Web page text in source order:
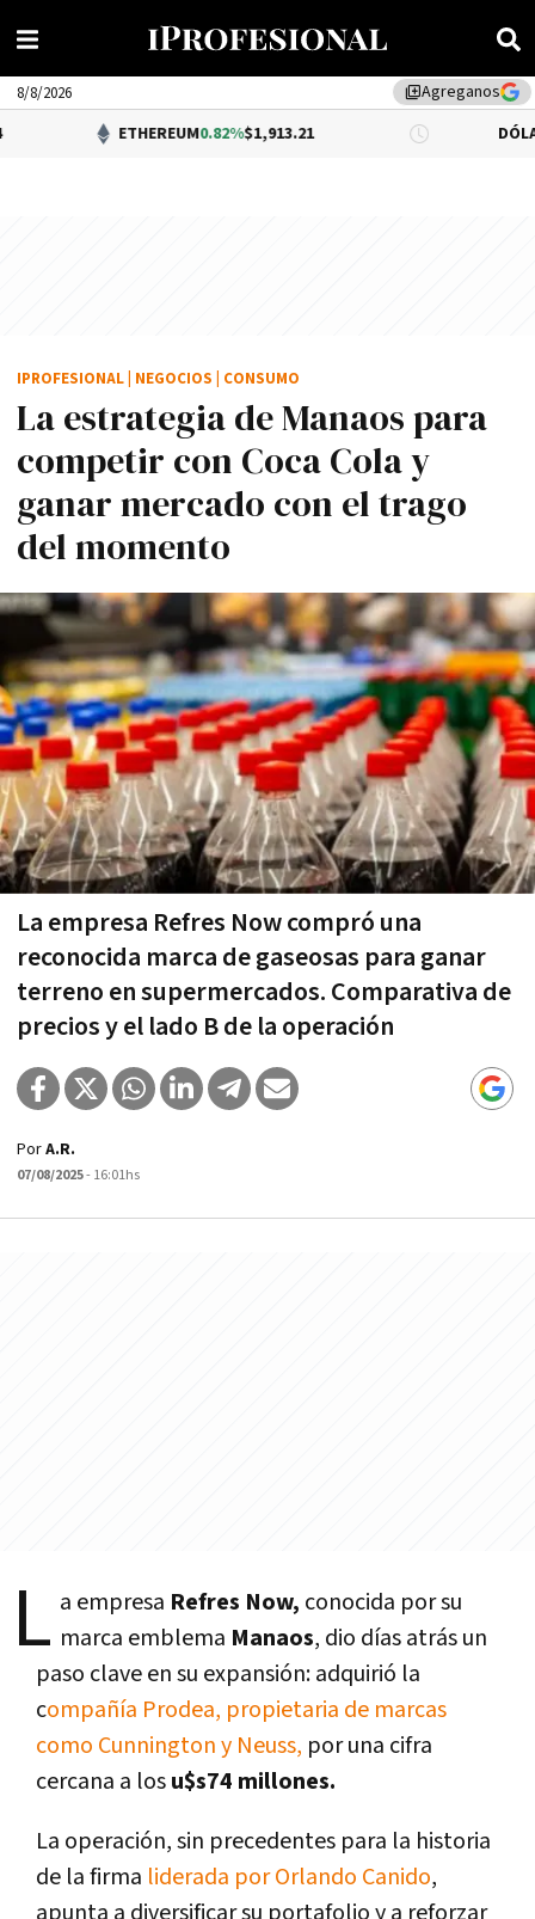
library_addAgreganos
8/8/2026
ETHEREUM0.82%$1,913.21 DÓLAR BNA 0.34%
La estrategia de Manaos para
competir con Coca Cola y
ganar mercado con el trago
del momento
La empresa Refres Now compró una
reconocida marca de gaseosas para ganar
terreno en supermercados. Comparativa de
precios y el lado B de la operación
IPROFESIONAL NEGOCIOS CONSUMO
PorA.R.
07/08/2025- 16:01hs
L a empresa Refres Now, conocida por su
marca emblema Manaos, dio días atrás un
paso clave en su expansión: adquirió la
compañía Prodea, propietaria de marcas
como Cunnington y Neuss, por una cifra
cercana a losu$s74 millones.
La operación, sin precedentes para la historia
de la firma liderada por Orlando Canido,